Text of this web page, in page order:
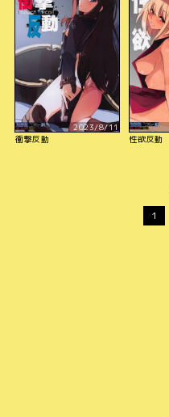
2023/8/11
衝撃反動
性欲反動
1